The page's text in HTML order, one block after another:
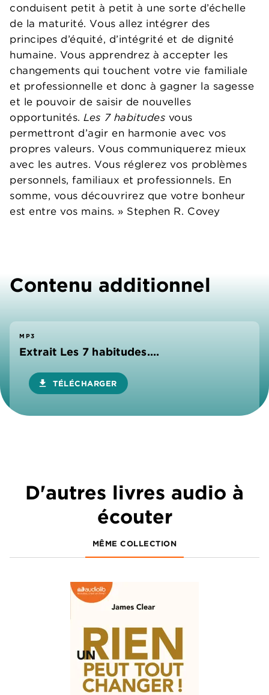
conduisent petit à petit à une sorte d’échelle
de la maturité. Vous allez intégrer des
principes d’équité, d’intégrité et de dignité
humaine. Vous apprendrez à accepter les
changements qui touchent votre vie familiale
et professionnelle et donc à gagner la sagesse
et le pouvoir de saisir de nouvelles
opportunités.Les 7 habitudes vous
permettront d’agir en harmonie avec vos
propres valeurs. Vous communiquerez mieux
avec les autres. Vous réglerez vos problèmes
personnels, familiaux et professionnels. En
somme, vous découvrirez que votre bonheur
est entre vos mains. » Stephen R. Covey
Contenu additionnel
MP3
Extrait Les 7 habitudes....
download TÉLÉCHARGER
D'autres livres audio à
écouter
MÊME COLLECTION